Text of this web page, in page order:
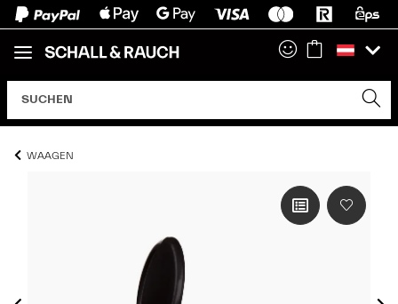
WAAGEN